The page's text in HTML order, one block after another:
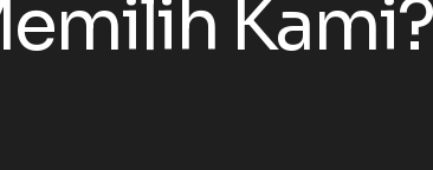
Kami?